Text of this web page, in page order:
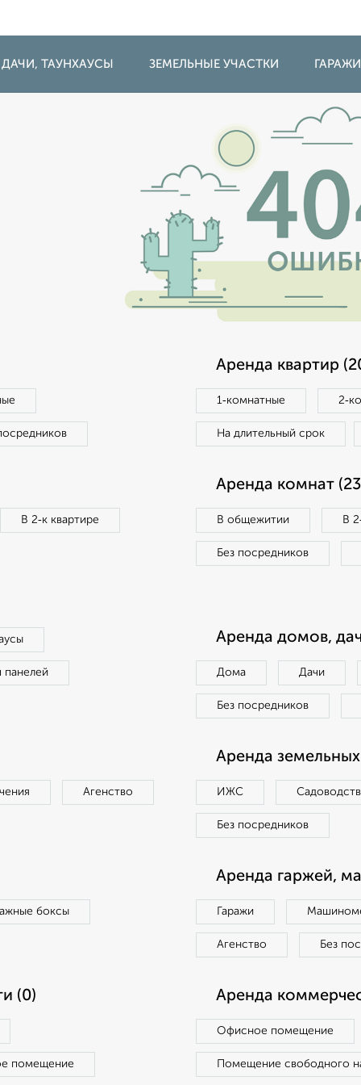
ТАУНХАУСЫ ЗЕМЕЛЬНЫЕ УЧАСТКИ
Аренда квартир
1‑комнатные
На длительный срок
В 2‑к квартире
Аренда комнат
В общежитии В
Без посредников
панелей
Аренда домов,
Дома Дачи
Без посредников
Агенство
Аренда земельных
ИЖС
Без посредников
боксы
Аренда гаржей,
Гаражи
Агенство Без
(0)
помещение
Аренда
Офисное помещение
Помещение свободного